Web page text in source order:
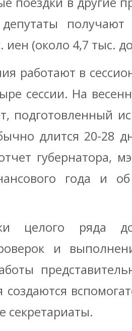
иен (около 4,7 тыс.
работают в
сессии. На
подготовленный
длится 20-28
губернатора,
года и
целого ряда
и
создаются
секретариаты.